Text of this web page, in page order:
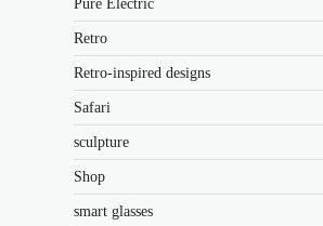
Pure Electric
Retro
Retro-inspired designs
Safari
sculpture
Shop
smart glasses